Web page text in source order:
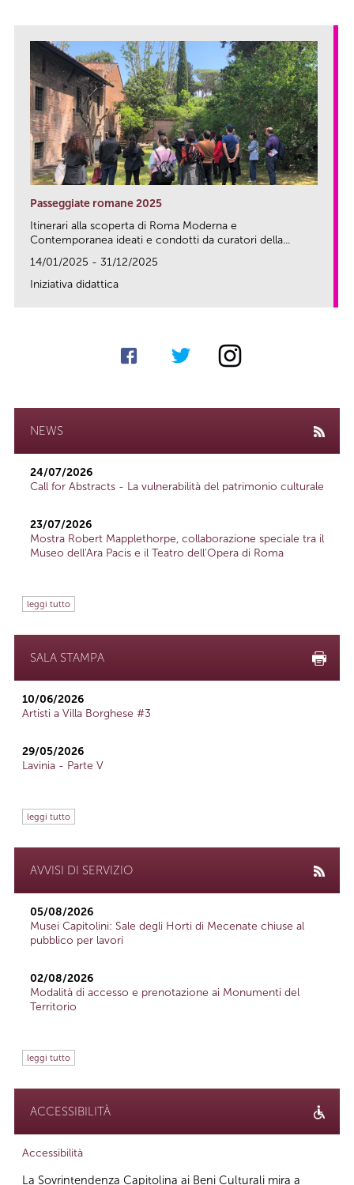
Passeggiate romane 2025
Itinerari alla scoperta di Roma Moderna e
Contemporanea ideati e condotti da curatori della...
14/01/2025 - 31/12/2025
Iniziativa didattica
NEWS
24/07/2026
Call for Abstracts - La vulnerabilità del patrimonio culturale
23/07/2026
Mostra Robert Mapplethorpe, collaborazione speciale tra il
Museo dell'Ara Pacis e il Teatro dell'Opera di Roma
leggi tutto
SALA STAMPA
10/06/2026
Artisti a Villa Borghese #3
29/05/2026
Lavinia - Parte V
leggi tutto
AVVISI DI SERVIZIO
05/08/2026
Musei Capitolini: Sale degli Horti di Mecenate chiuse al
pubblico per lavori
02/08/2026
Modalità di accesso e prenotazione ai Monumenti del
Territorio
leggi tutto
ACCESSIBILITÀ
Accessibilità
La Sovrintendenza Capitolina ai Beni Culturali mira a